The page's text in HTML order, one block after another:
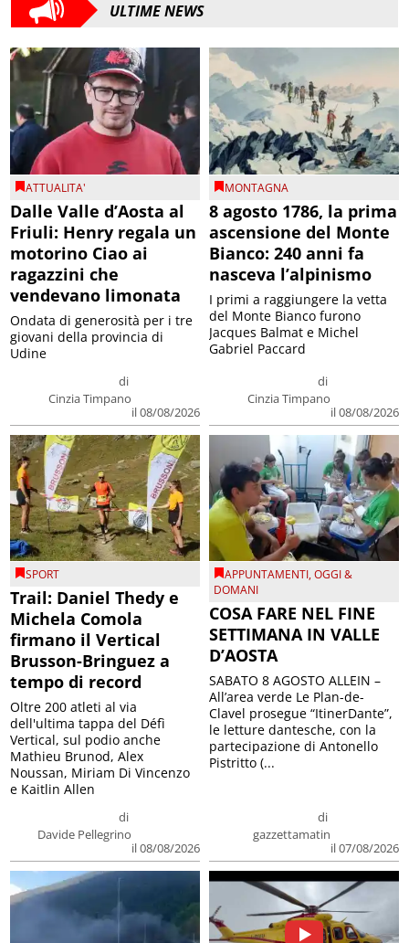
ULTIME NEWS
ATTUALITA'
Dalle Valle d’Aosta al
Friuli: Henry regala un
motorino Ciao ai
ragazzini che
vendevano limonata
di
Cinzia Timpano
il 08/08/2026
Ondata di generosità per i tre
giovani della provincia di
Udine
MONTAGNA
8 agosto 1786, la prima
ascensione del Monte
Bianco: 240 anni fa
nasceva l’alpinismo
di
Cinzia Timpano
il 08/08/2026
I primi a raggiungere la vetta
del Monte Bianco furono
Jacques Balmat e Michel
Gabriel Paccard
SPORT
Trail: Daniel Thedy e
Michela Comola
firmano il Vertical
Brusson-Bringuez a
tempo di record
di
Davide Pellegrino
il 08/08/2026
Oltre 200 atleti al via
dell'ultima tappa del Défì
Vertical, sul podio anche
Mathieu Brunod, Alex
Noussan, Miriam Di Vincenzo
e Kaitlin Allen
APPUNTAMENTI,OGGI &
DOMANI
COSA FARE NEL FINE
SETTIMANA IN VALLE
D’AOSTA
di
gazzettamatin
il 07/08/2026
SABATO 8 AGOSTO ALLEIN –
All’area verde Le Plan-de-
Clavel prosegue “ItinerDante”,
le letture dantesche, con la
partecipazione di Antonello
Pistritto (...